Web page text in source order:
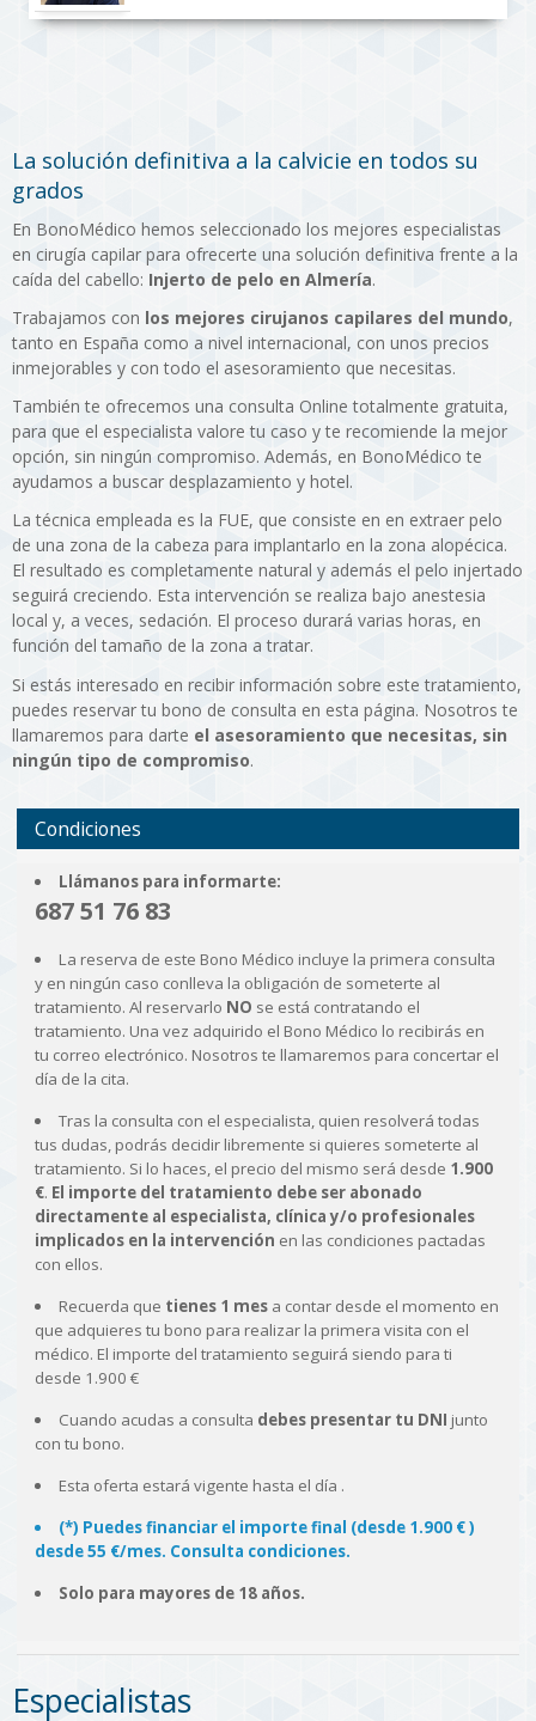
La solución definitiva a la calvicie en todos su
grados
En BonoMédico hemos seleccionado los mejores especialistas
en cirugía capilar para ofrecerte una solución definitiva frente a la
caída del cabello: Injerto de pelo en Almería.
Trabajamos con los mejores cirujanos capilares del mundo,
tanto en España como a nivel internacional, con unos precios
inmejorables y con todo el asesoramiento que necesitas.
También te ofrecemos una consulta Online totalmente gratuita,
para que el especialista valore tu caso y te recomiende la mejor
opción, sin ningún compromiso. Además, en BonoMédico te
ayudamos a buscar desplazamiento y hotel.
La técnica empleada es la FUE, que consiste en en extraer pelo
de una zona de la cabeza para implantarlo en la zona alopécica.
El resultado es completamente natural y además el pelo injertado
seguirá creciendo. Esta intervención se realiza bajo anestesia
local y, a veces, sedación. El proceso durará varias horas, en
función del tamaño de la zona a tratar.
Si estás interesado en recibir información sobre este tratamiento,
puedes reservar tu bono de consulta en esta página. Nosotros te
llamaremos para darte el asesoramiento que necesitas, sin
ningún tipo de compromiso.
Condiciones
Llámanos para informarte:
687 51 76 83
La reserva de este Bono Médico incluye la primera consulta
y en ningún caso conlleva la obligación de someterte al
tratamiento. Al reservarlo NO se está contratando el
tratamiento. Una vez adquirido el Bono Médico lo recibirás en
tu correo electrónico. Nosotros te llamaremos para concertar el
día de la cita.
Tras la consulta con el especialista, quien resolverá todas
tus dudas, podrás decidir libremente si quieres someterte al
tratamiento. Si lo haces, el precio del mismo será desde 1.900
€. El importe del tratamiento debe ser abonado
directamente al especialista, clínica y/o profesionales
implicados en la intervención en las condiciones pactadas
con ellos.
Recuerda que tienes 1 mesa contar desde el momento en
que adquieres tu bono para realizar la primera visita con el
médico. El importe del tratamiento seguirá siendo para ti
desde 1.900 €
Cuando acudas a consulta debes presentar tu DNI junto
con tu bono.
Esta oferta estará vigente hasta el día .
(*) Puedes financiar el importe final (desde 1.900 € )
desde 55 €/mes. Consulta condiciones.
Solo para mayores de 18 años.
Especialistas